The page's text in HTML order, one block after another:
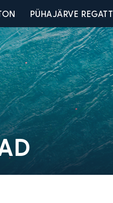
PÜHAJÄRVE REGATT